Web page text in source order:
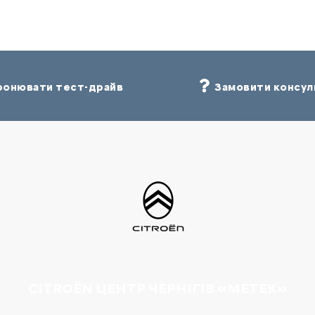
тест-драйв Замовити